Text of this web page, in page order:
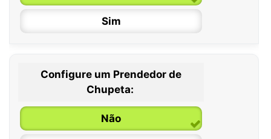
Sim
0 / 6 meses
6 / 36 meses
Configure um Prendedor de
Chupeta:
Não